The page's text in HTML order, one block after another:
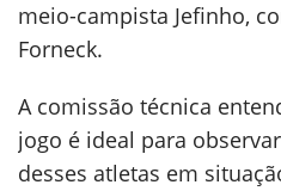
meio-campista Jefinho,
Forneck.
A comissão técnica
jogo é ideal para
desses atletas em